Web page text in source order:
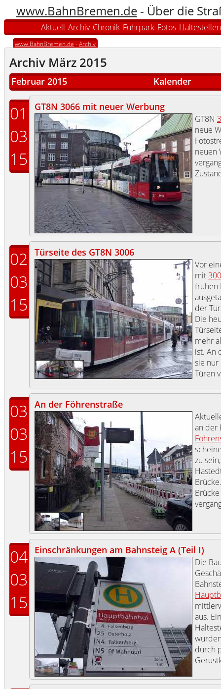
www.BahnBremen.de- Über die
Aktuell Archiv Chronik Fuhrpark Fotos Haltestellen
www.BahnBremen.de -Archiv
Archiv März 2015
Februar 2015 Kalender
01
03
15
GT8N 3066 mit neuer Werbung
GT8N
neue
neuen
02
03
15
Türseite des GT8N 3006
Vor
mit
frühen
der
Die
mehr
ist. An
sie nur
Türen
03
03
15
An der Föhrenstraße
an der
zu
04
03
15
Einschränkungen am Bahnsteig A (Teil I)
Die
aus.
durch